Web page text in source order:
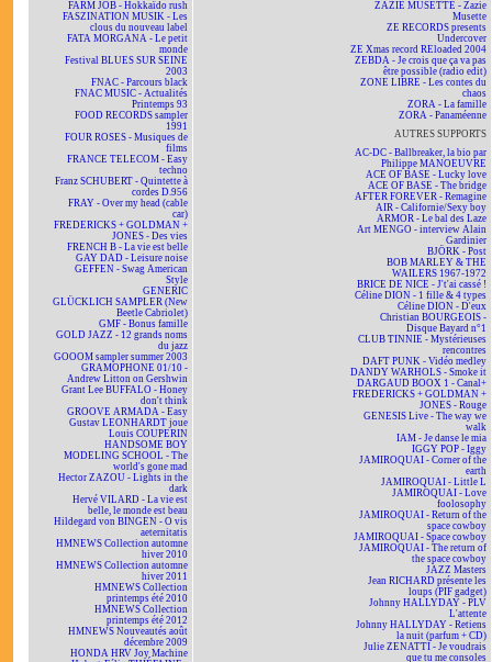
FARM JOB - Hokkaïdo rush
FASZINATION MUSIK - Les
clous du nouveau label
FATA MORGANA - Le petit
monde
Festival BLUES SUR SEINE
2003
FNAC - Parcours black
FNAC MUSIC - Actualités
Printemps 93
FOOD RECORDS sampler
1991
FOUR ROSES - Musiques de
films
FRANCE TELECOM - Easy
techno
Franz SCHUBERT - Quintette à
cordes D.956
FRAY - Over my head (cable
car)
FREDERICKS + GOLDMAN +
JONES - Des vies
FRENCH B - La vie est belle
GAY DAD - Leisure noise
GEFFEN - Swag American
Style
GENERIC
GLÜCKLICH SAMPLER (New
Beetle Cabriolet)
GMF - Bonus famille
GOLD JAZZ - 12 grands noms
du jazz
GOOOM sampler summer 2003
GRAMOPHONE 01/10 -
Andrew Litton on Gershwin
Grant Lee BUFFALO - Honey
don't think
GROOVE ARMADA - Easy
Gustav LEONHARDT joue
Louis COUPERIN
HANDSOME BOY
MODELING SCHOOL - The
world's gone mad
Hector ZAZOU - Lights in the
dark
Hervé VILARD - La vie est
belle, le monde est beau
Hildegard von BINGEN - O vis
aeternitatis
HMNEWS Collection automne
hiver 2010
HMNEWS Collection automne
hiver 2011
HMNEWS Collection
printemps été 2010
HMNEWS Collection
printemps été 2012
HMNEWS Nouveautés août
décembre 2009
HONDA HRV Joy Machine
ZAZIE MUSETTE - Zazie
Musette
ZE RECORDS presents
Undercover
ZE Xmas record REloaded 2004
ZEBDA - Je crois que ça va pas
être possible (radio edit)
ZONE LIBRE - Les contes du
chaos
ZORA - La famille
ZORA - Panaméenne
AUTRES SUPPORTS
AC-DC - Ballbreaker, la bio par
Philippe MANOEUVRE
ACE OF BASE - Lucky love
ACE OF BASE - The bridge
AFTER FOREVER - Remagine
AIR - Californie/Sexy boy
ARMOR - Le bal des Laze
Art MENGO - interview Alain
Gardinier
BJÖRK - Post
BOB MARLEY & THE
WAILERS 1967-1972
BRICE DE NICE - J't'ai cassé !
Céline DION - 1 fille & 4 types
Céline DION - D'eux
Christian BOURGEOIS -
Disque Bayard n°1
CLUB TINNIE - Mystérieuses
rencontres
DAFT PUNK - Vidéo medley
DANDY WARHOLS - Smoke it
DARGAUD BOOX 1 - Canal+
FREDERICKS + GOLDMAN +
JONES - Rouge
GENESIS Live - The way we
walk
IAM - Je danse le mia
IGGY POP - Iggy
JAMIROQUAI - Corner of the
earth
JAMIROQUAI - Little L
JAMIROQUAI - Love
foolosophy
JAMIROQUAI - Return of the
space cowboy
JAMIROQUAI - Space cowboy
JAMIROQUAI - The return of
the space cowboy
JAZZ Masters
Jean RICHARD présente les
loups (PIF gadget)
Johnny HALLYDAY - PLV
L'attente
Johnny HALLYDAY - Retiens
la nuit (parfum + CD)
Julie ZENATTI - Je voudrais
que tu me consoles